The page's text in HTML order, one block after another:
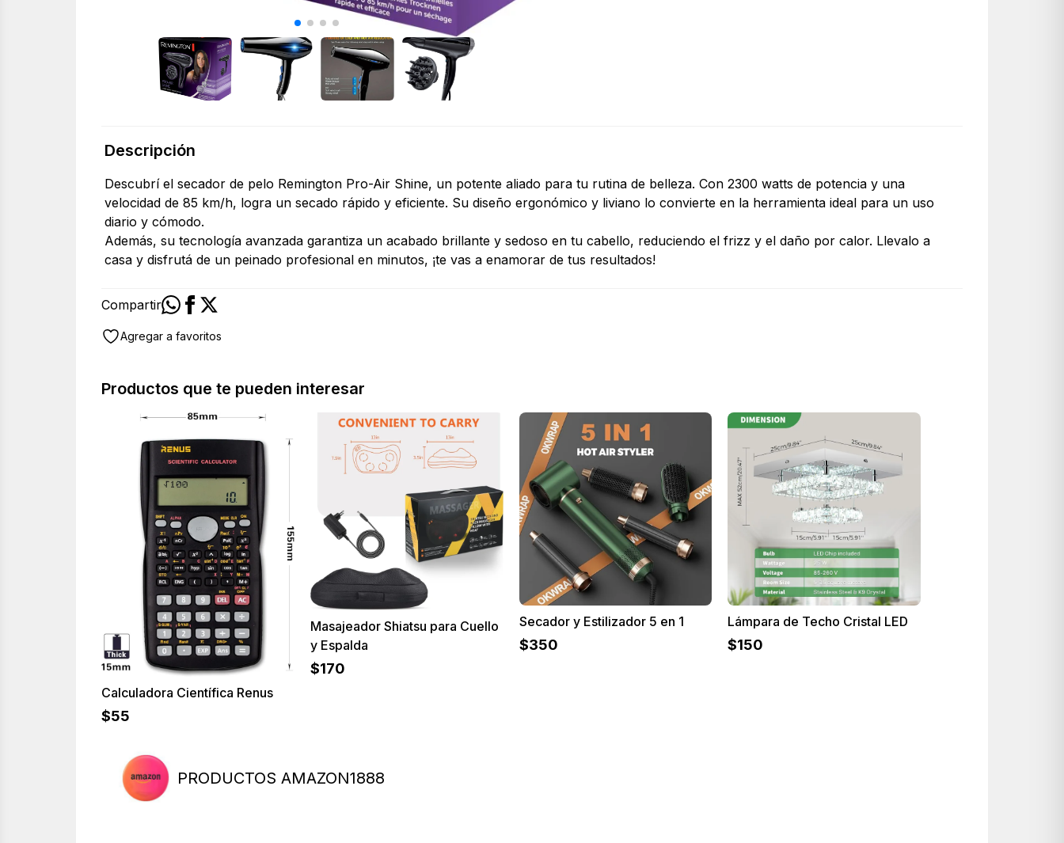
Descripción
Descubrí el secador de pelo Remington Pro-Air Shine, un potente aliado para tu rutina de belleza. Con 2300 watts de potencia y una
velocidad de 85 km/h, logra un secado rápido y eficiente. Su diseño ergonómico y liviano lo convierte en la herramienta ideal para un uso
diario y cómodo.
Además, su tecnología avanzada garantiza un acabado brillante y sedoso en tu cabello, reduciendo el frizz y el daño por calor. Llevalo a
casa y disfrutá de un peinado profesional en minutos, ¡te vas a enamorar de tus resultados!
Compartir
Agregar a favoritos
Productos que te pueden interesar
Calculadora Científica Renus
$55
Masajeador Shiatsu para Cuello
y Espalda
$170
Secador y Estilizador 5 en 1
$350
Lámpara de Techo Cristal LED
$150
PRODUCTOS AMAZON1888